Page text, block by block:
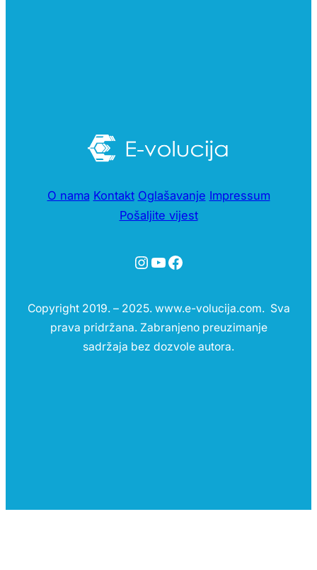
O nama Kontakt Oglašavanje Impressum
Pošaljite vijest
Instagram
YouTube
Facebook
Copyright 2019. – 2025. www.e-volucija.com. Sva
prava pridržana. Zabranjeno preuzimanje
sadržaja bez dozvole autora.